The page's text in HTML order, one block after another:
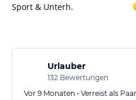
Sport & Unterh.
Urlauber
132 Bewertungen
Vor 9 Monaten • Verreist als